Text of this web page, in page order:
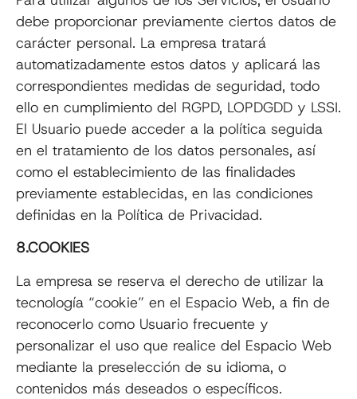
debe proporcionar previamente ciertos datos de
carácter personal. La empresa tratará
automatizadamente estos datos y aplicará las
correspondientes medidas de seguridad, todo
ello en cumplimiento del RGPD, LOPDGDD y LSSI.
El Usuario puede acceder a la política seguida
en el tratamiento de los datos personales, así
como el establecimiento de las finalidades
previamente establecidas, en las condiciones
definidas en la Política de Privacidad.
8.COOKIES
La empresa se reserva el derecho de utilizar la
tecnología “cookie” en el Espacio Web, a fin de
reconocerlo como Usuario frecuente y
personalizar el uso que realice del Espacio Web
mediante la preselección de su idioma, o
contenidos más deseados o específicos.